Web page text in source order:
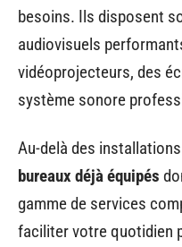
besoins. Ils disposent
audiovisuels
vidéoprojecteurs, des
système sonore
Au-delà des
bureaux déjà équipés
gamme de services
faciliter votre quotidien